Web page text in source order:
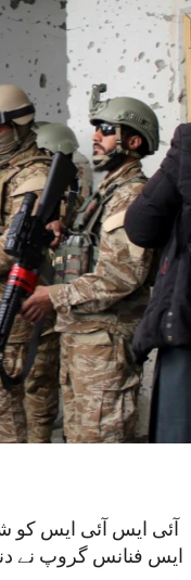
آئی ایس آئی ایس کو
ایس فنانس گروپ نے